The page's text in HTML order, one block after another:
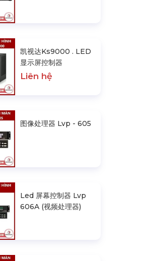
图像处理器 Lvp - 605
凯视达Ks9000 . LED
显示屏控制器
Liên hệ
图像处理器 Lvp - 605
Led 屏幕控制器 Lvp
606A (视频处理器)